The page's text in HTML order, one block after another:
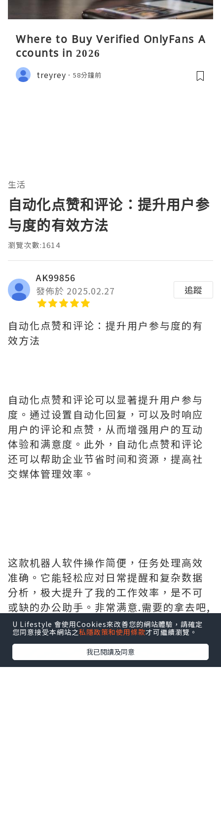
Where to Buy Verified OnlyFans A
ccounts in 2026
treyrey 58分鐘前
生活
自动化点赞和评论：提升用户参
与度的有效方法
瀏覽次數:1614
AK99856
發佈於 2025.02.27
追蹤
自动化点赞和评论：提升用户参与度的有
效方法
自动化点赞和评论可以显著提升用户参与
度。通过设置自动化回复，可以及时响应
用户的评论和点赞，从而增强用户的互动
体验和满意度。此外，自动化点赞和评论
还可以帮助企业节省时间和资源，提高社
交媒体管理效率。
这款机器人软件操作简便，任务处理高效
准确。它能轻松应对日常提醒和复杂数据
分析，极大提升了我的工作效率，是不可
或缺的办公助手。非常满意.需要的拿去吧,
官网http://www.vst.tw
U Lifestyle 會使用Cookies來改善您的網站體驗，請確定
您同意接受本網站之私隱政策和使用條款才可繼續瀏覽。
我已閱讀及同意